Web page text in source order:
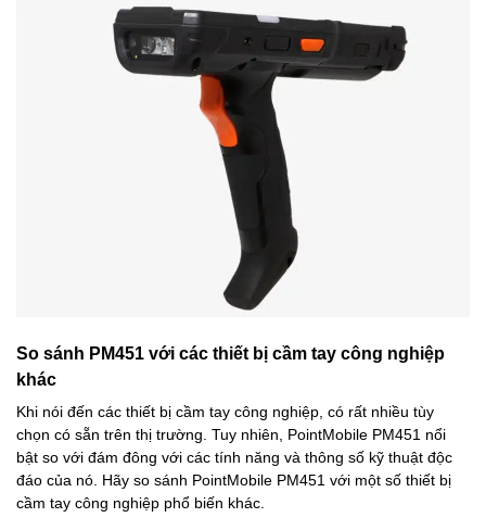
So sánh PM451 với các thiết bị cầm tay công nghiệp
khác
Khi nói đến các thiết bị cầm tay công nghiệp, có rất nhiều tùy
chọn có sẵn trên thị trường. Tuy nhiên, PointMobile PM451 nổi
bật so với đám đông với các tính năng và thông số kỹ thuật độc
đáo của nó. Hãy so sánh PointMobile PM451 với một số thiết bị
cầm tay công nghiệp phổ biến khác.